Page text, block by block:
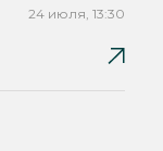
24 июля, 13:30